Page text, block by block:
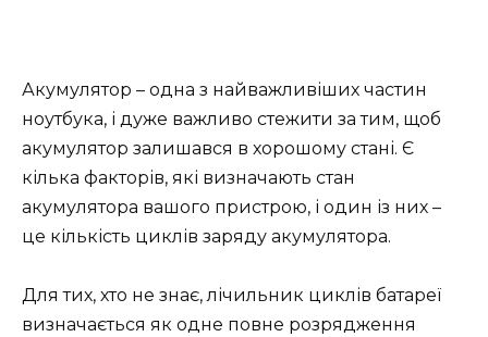
Акумулятор – одна з найважливіших частин
ноутбука, і дуже важливо стежити за тим, щоб
акумулятор залишався в хорошому стані. Є
кілька факторів, які визначають стан
акумулятора вашого пристрою, і один із них –
це кількість циклів заряду акумулятора.
Для тих, хто не знає, лічильник циклів батареї
визначається як одне повне розрядження